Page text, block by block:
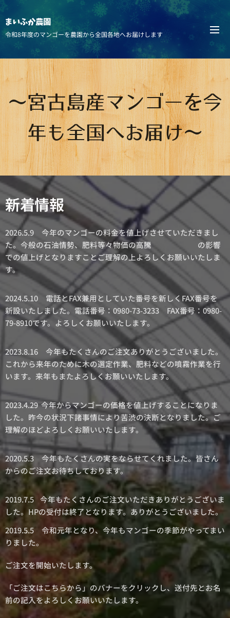
まいふか農園
令和8年度のマンゴーを農園から全国各地へお届けします
～宮古島産マンゴーを今
年も全国へお届け～
新着情報
2026.5.9 今年のマンゴーの料金を値上げさせていただきまし
た。今般の石油情勢、肥料等々物価の高騰 の影響
での値上げとなりますことご理解の上よろしくお願いいたしま
す。
2024.5.10 電話とFAX兼用としていた番号を新しくFAX番号を
新設いたしました。電話番号：0980-73-3233 FAX番号：0980-
79-8910です。よろしくお願いいたします。
2023.8.16 今年もたくさんのご注文ありがとうございました。
これから来年のために木の選定作業、肥料などの噴霧作業を行
います。来年もまたよろしくお願いいたします。
2023.4.29 今年からマンゴーの価格を値上げすることになりま
した。昨今の状況下諸事情により苦渋の決断となりました。ご
理解のほどよろしくお願いいたします。
2020.5.3 今年もたくさんの実をならせてくれました。皆さん
からのご注文お待ちしております。
2019.7.5 今年もたくさんのご注文いただきありがとうございま
した。HPの受付は終了となります。ありがとうございました。
2019.5.5 令和元年となり、今年もマンゴーの季節がやってまい
りました。
ご注文を開始いたします。
「ご注文はこちらから」のバナーをクリックし、送付先とお名
前の記入をよろしくお願いいたします。